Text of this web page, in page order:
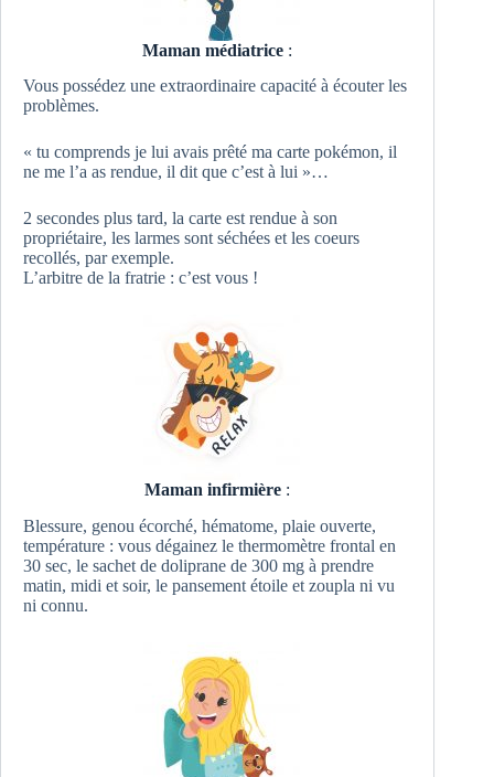
Maman médiatrice :
Vous possédez une extraordinaire capacité à écouter les
problèmes.
« tu comprends je lui avais prêté ma carte pokémon, il
ne me l’a as rendue, il dit que c’est à lui »…
2 secondes plus tard, la carte est rendue à son
propriétaire, les larmes sont séchées et les coeurs
recollés, par exemple.
L’arbitre de la fratrie : c’est vous !
Maman infirmière :
Blessure, genou écorché, hématome, plaie ouverte,
température : vous dégainez le thermomètre frontal en
30 sec, le sachet de doliprane de 300 mg à prendre
matin, midi et soir, le pansement étoile et zoupla ni vu
ni connu.